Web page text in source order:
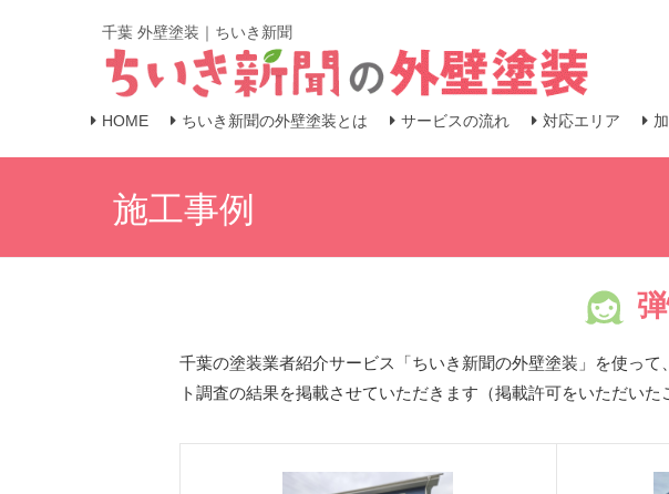
千葉 外壁塗装｜ちいき新聞
HOME ちいき新聞の外壁塗装とは サービスの流れ 対応エリア
施工事例
千葉の塗装業者紹介サービス「ちいき新聞の外壁塗装」を使っ
ト調査の結果を掲載させていただきます（掲載許可をいただい